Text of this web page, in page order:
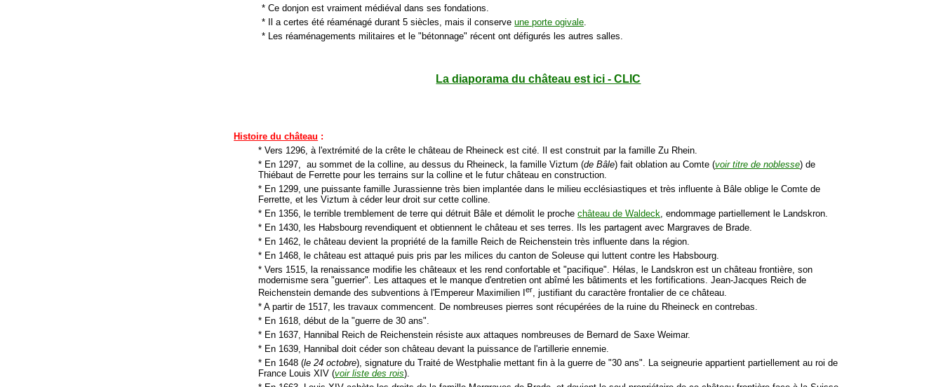
* Ce donjon est vraiment médiéval dans ses fondations.
* Il a certes été réaménagé durant 5 siècles, mais il conserveune porte ogivale
* Les réaménagements militaires et le "bétonnage" récent ont défigurés les autres salles.
La diaporama du château est ici - CLIC
Histoire du château :
* Vers 1296, à l'extrémité de la crête le château de Rheineck est cité. Il est construit par la famille Zu Rhein.
* En 1297, au sommet de la colline, au dessus du Rheineck, la famille Viztum (de Bâle) fait oblation au Comte (voir titre de noblesse) de
Thiébaut de Ferrette pour les terrains sur la colline et le futur château en construction.
* En 1299, une puissante famille Jurassienne très bien implantée dans le milieu ecclésiastiques et très influente à Bâle oblige le Comte de
Ferrette, et les Viztum à céder leur droit sur cette colline.
* En 1356, le terrible tremblement de terre qui détruit Bâle et démolit le prochechâteau de Waldeck , endommage partiellement le Landskron.
* En 1430, les Habsbourg revendiquent et obtiennent le château et ses terres. Ils les partagent avec Margraves de Brade.
* En 1462, le château devient la propriété de la famille Reich de Reichenstein très influente dans la région.
* En 1468, le château est attaqué puis pris par les milices du canton de Soleuse qui luttent contre les Habsbourg.
* Vers 1515, la renaissance modifie les châteaux et les rend confortable et "pacifique". Hélas, le Landskron est un château frontière, son
modernisme sera "guerrier". Les attaques et le manque d'entretien ont abîmé les bâtiments et les fortifications. Jean-Jacques Reich de
Reichenstein demande des subventions à l'Empereur Maximilien Ier, justifiant du caractère frontalier de ce château.
* A partir de 1517, les travaux commencent. De nombreuses pierres sont récupérées de la ruine du Rheineck en contrebas.
* En 1618, début de la "guerre de 30 ans".
* En 1637, Hannibal Reich de Reichenstein résiste aux attaques nombreuses de Bernard de Saxe Weimar.
* En 1639, Hannibal doit céder son château devant la puissance de l'artillerie ennemie.
* En 1648 (le 24 octobre), signature du Traité de Westphalie mettant fin à la guerre de "30 ans". La seigneurie appartient partiellement au roi de
France Louis XIV (voir liste des rois).